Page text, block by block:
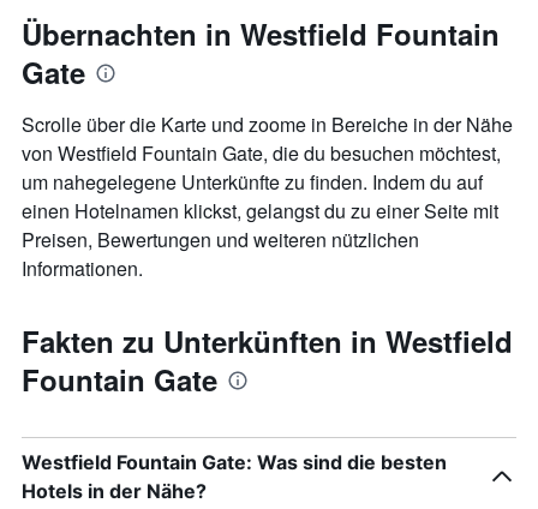
Übernachten in Westfield Fountain
Gate
Scrolle über die Karte und zoome in Bereiche in der Nähe
von Westfield Fountain Gate, die du besuchen möchtest,
um nahegelegene Unterkünfte zu finden. Indem du auf
einen Hotelnamen klickst, gelangst du zu einer Seite mit
Preisen, Bewertungen und weiteren nützlichen
Informationen.
Fakten zu Unterkünften in Westfield
Fountain Gate
Westfield Fountain Gate: Was sind die besten
Hotels in der Nähe?